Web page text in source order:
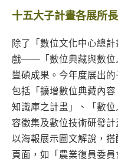
十五大子計畫各展所
除了「數位文化中心總
戲——「數位典藏與數位
豐碩成果。今年度展出
包括「擴增數位典藏內
知識庫之計畫」、「數
容徵集及數位技術研發
以海報展示圖文解說，
頁面，如「農業復員委